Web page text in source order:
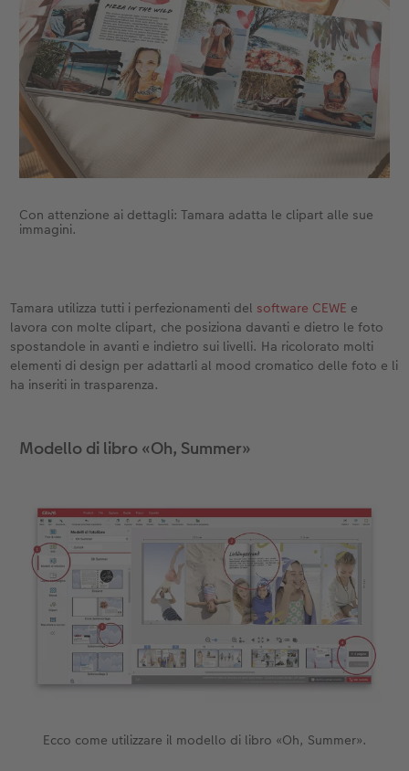
Con attenzione ai dettagli: Tamara adatta le clipart alle sue
immagini.
Tamara utilizza tutti i perfezionamenti del software CEWE e
lavora con molte clipart, che posiziona davanti e dietro le foto
spostandole in avanti e indietro sui livelli. Ha ricolorato molti
elementi di design per adattarli al mood cromatico delle foto e li
ha inseriti in trasparenza.
Modello di libro «Oh, Summer»
Ecco come utilizzare il modello di libro «Oh, Summer».